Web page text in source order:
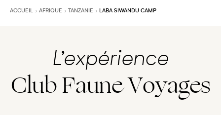
ACCUEIL AFRIQUE TANZANIE LABA SIWANDU CAMP
L’expérience
Club Faune Voyages